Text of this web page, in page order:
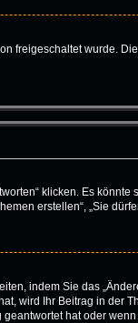
freigeschaltet wurde.
klicken. Es
erstellen“, „Sie
indem Sie das
wird Ihr Beitrag in der
hat oder